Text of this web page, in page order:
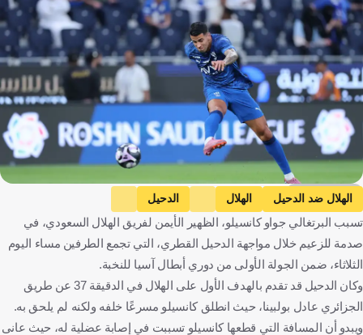
Getty Images
الهلال ضد الدحيل الهلال
الدحيل
دوري أبطال آسيا النخبة
جواو كانسيلو
الأهلي ضد الهلال
الأهلي
دوري روشن السعودي
المملكة العربية السعودية
البرتغال كرة قدم
تسبب البرتغالي جواو كانسيلو، الظهير الأيمن لفريق الهلال السعودي، في
صدمة للزعيم خلال مواجهة الدحيل القطري، التي تجمع الطرفين مساء اليوم
الثلاثاء، ضمن الجولة الأولى من دوري أبطال آسيا للنخبة.
وكان الدحيل قد تقدم بالهدف الأول على الهلال في الدقيقة 37 عن طريق
الجزائري عادل بولبينا، حيث انطلق كانسيلو مسرعًا خلفه ولكنه لم يلحق به.
ويبدو أن المسافة التي قطعها كانسيلو تسببت في إصابة عضلية له، حيث عانى